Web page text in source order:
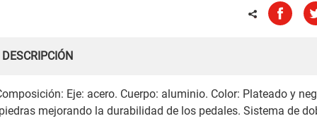
DESCRIPCIÓN
Eje: acero. Cuerpo: aluminio. Color: Plateado y
mejorando la durabilidad de los pedales. Sistema de